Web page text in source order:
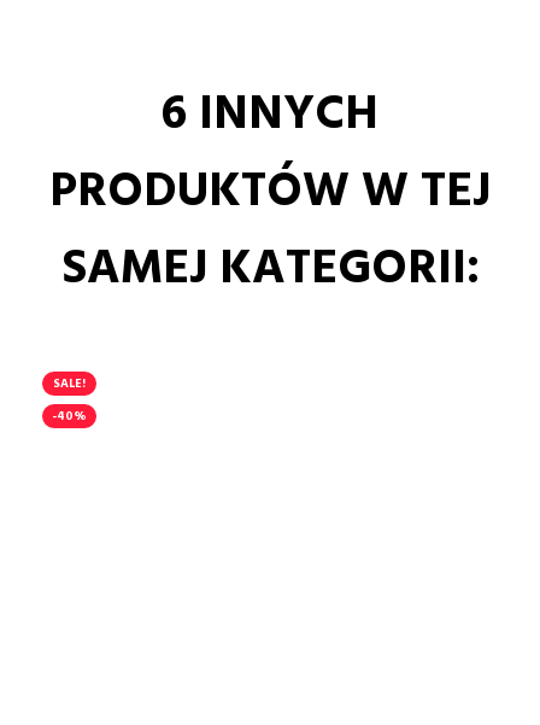
6 INNYCH
PRODUKTÓW W TEJ
SAMEJ KATEGORII:
SALE!
-40%